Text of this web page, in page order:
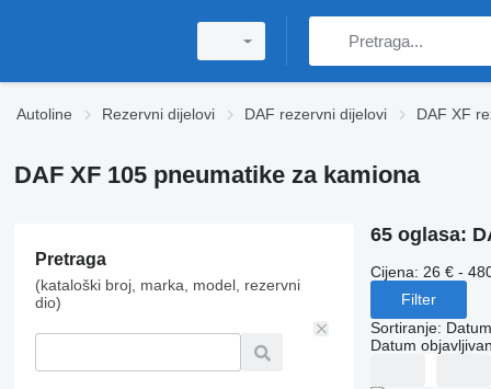
Autoline Rezervni dijelovi DAF rezervni dijelovi DAF XF
DAF XF 105 pneumatikе za kamiona
Pretraga
(kataloški broj, marka, model, rezervni
dio)
65 oglasa:
Cijena: 26 € -
Filter
Sortiranje:
Datum